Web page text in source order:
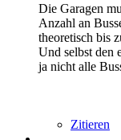
Die Garagen
Anzahl an
theoretisch bis
Und selbst den
ja nicht alle
Zitieren